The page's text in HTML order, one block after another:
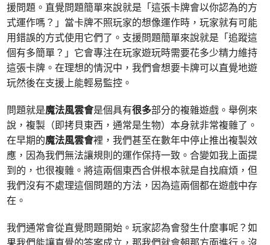
援問題。直覺問題簡單來說就是「這張卡牌會以你認為的方
式運作嗎？」當卡牌不照玩家的想像運作時，玩家就有可能
用錯誤的方式使用它們了。支援問題簡單來說就是「追蹤這
個有多簡單？」它會專注在玩家遊玩時需要花多少精力維持
這張卡牌。在理想的情況中，我們會想要卡牌可以直覺地遊
玩然後在支援上能輕易監控。
問題就是魔法風雲會是個具有很多部分的複雜遊戲。舉例來
說，複製（即拷貝東西，通常是生物）本身就非常複雜了。
在早期的魔法風雲會裡，我們甚至在數年中停止推出複製效
應，因為我們無法讓規則的運作保持一致。合變如我上面提
到的，也很複雜。將這兩個東西合併根本就是自找麻煩，但
我們沒有不處理這個問題的方法，因為這兩個都在遊戲中存
在。
我們通常會從直覺問題開始。玩家認為會發生什麼事呢？如